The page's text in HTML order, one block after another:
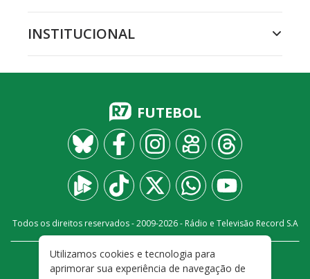
INSTITUCIONAL
FUTEBOL
Todos os direitos reservados - 2009-2026- Rádio e Televisão Record S.A
FALE CONOSCO
PRIVACIDADE
Utilizamos cookies e tecnologia para
aprimorar sua experiência de navegação de